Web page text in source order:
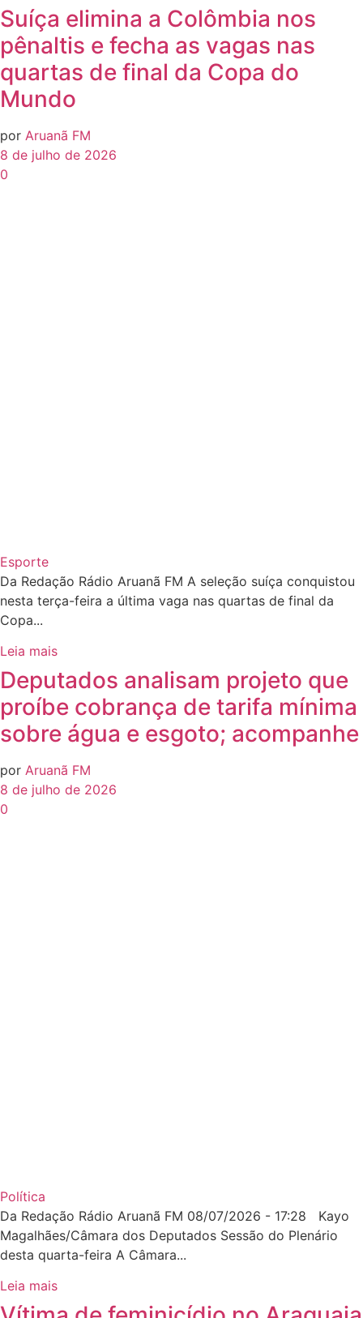
Suíça elimina a Colômbia nos
pênaltis e fecha as vagas nas
quartas de final da Copa do
Mundo
por Aruanã FM
8 de julho de 2026
0
Esporte
Da Redação Rádio Aruanã FM A seleção suíça conquistou
nesta terça-feira a última vaga nas quartas de final da
Copa...
Leia mais
Deputados analisam projeto que
proíbe cobrança de tarifa mínima
sobre água e esgoto; acompanhe
por Aruanã FM
8 de julho de 2026
0
Política
Da Redação Rádio Aruanã FM 08/07/2026 - 17:28 Kayo
Magalhães/Câmara dos Deputados Sessão do Plenário
desta quarta-feira A Câmara...
Leia mais